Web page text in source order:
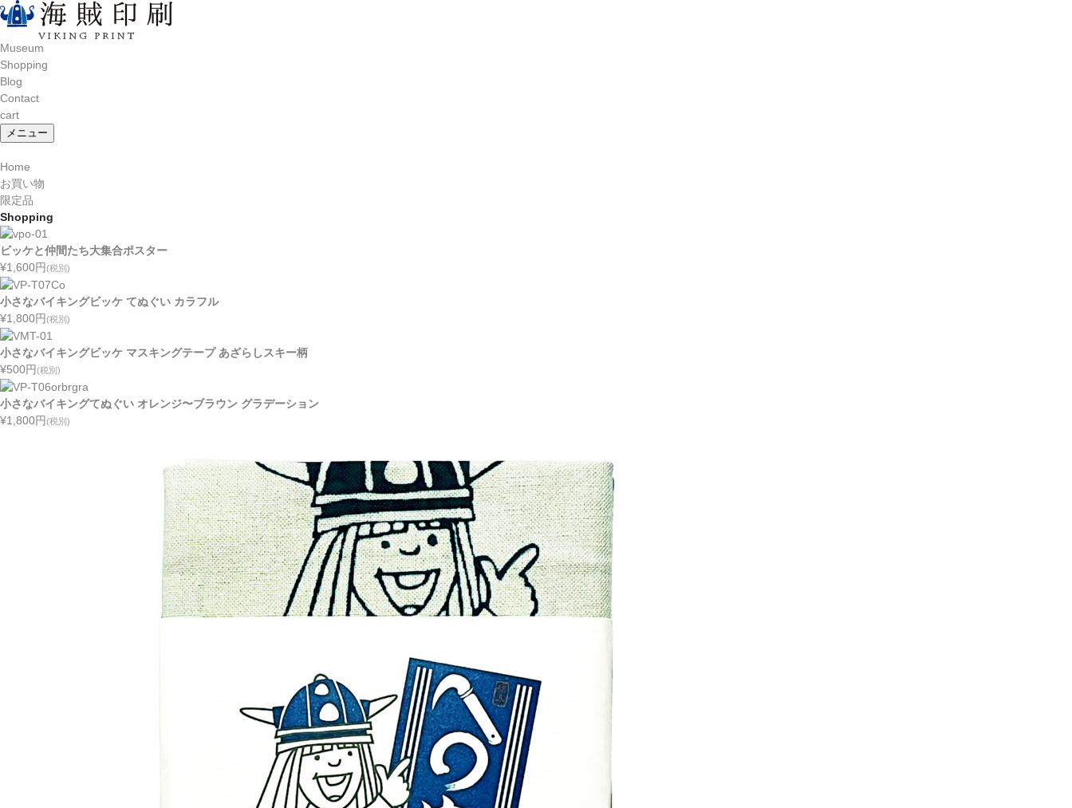
Museum
Shopping
Blog
Contact
cart
メニュー
Home
お買い物
限定品
Shopping
ビッケと仲間たち大集合ポスター
¥1,600円 (税別)
小さなバイキングビッケ てぬぐい カラフル
¥1,800円 (税別)
小さなバイキングビッケ マスキングテープ あざらしスキー柄
¥500円 (税別)
小さなバイキングてぬぐい オレンジ〜ブラウン グラデーション
¥1,800円 (税別)